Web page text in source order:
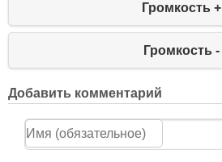
Громкость +
Громкость -
Добавить комментарий